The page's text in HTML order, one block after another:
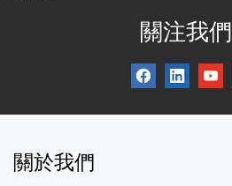
關注我們
關於我們